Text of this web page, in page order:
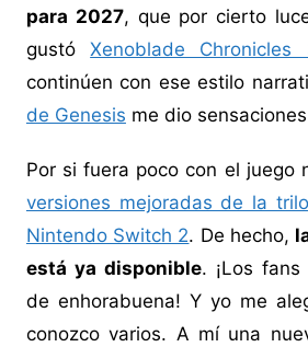
para 2027, que por cierto
gustóXenoblade Chronicles
continúen con ese estilo
de Genesis me dio
Por si fuera poco con el juego
versiones mejoradas de la
Nintendo Switch 2. De hecho,
está ya disponible. ¡Los
de enhorabuena! Y yo me
conozco varios. A mí una